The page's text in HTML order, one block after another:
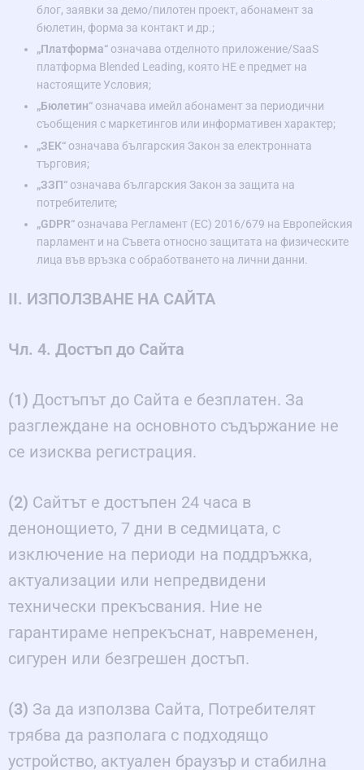
блог, заявки за демо/пилотен проект, абонамент за
бюлетин, форма за контакт и др.;
„Платформа“ означава отделното приложение/SaaS
платформа Blended Leading, която НЕ е предмет на
настоящите Условия;
„Бюлетин“ означава имейл абонамент за периодични
съобщения с маркетингов или информативен характер;
„ЗЕК“ означава българския Закон за електронната
търговия;
„ЗЗП“ означава българския Закон за защита на
потребителите;
„GDPR“ означава Регламент (ЕС) 2016/679 на Европейския
парламент и на Съвета относно защитата на физическите
лица във връзка с обработването на лични данни.
II. ИЗПОЛЗВАНЕ НА САЙТА
Чл. 4. Достъп до Сайта
(1) Достъпът до Сайта е безплатен. За
разглеждане на основното съдържание не
се изисква регистрация.
(2) Сайтът е достъпен 24 часа в
денонощието, 7 дни в седмицата, с
изключение на периоди на поддръжка,
актуализации или непредвидени
технически прекъсвания. Ние не
гарантираме непрекъснат, навременен,
сигурен или безгрешен достъп.
(3) За да използва Сайта, Потребителят
трябва да разполага с подходящо
устройство, актуален браузър и стабилна